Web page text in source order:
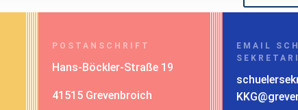
POSTANSCHRIFT
Hans-Böckler-Straße 19
41515 Grevenbroich
EMAIL